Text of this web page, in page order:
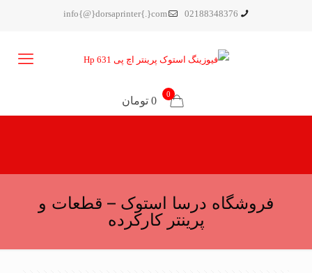
02188348376
info{@}dorsaprinter{.}com
0
0 تومان
فروشگاه درسا استوک – قطعات و
پرینتر کارکرده